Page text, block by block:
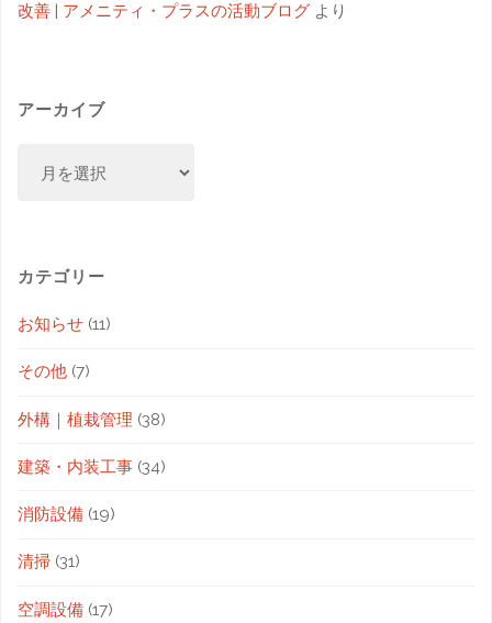
改善 | アメニティ・プラスの活動ブログ より
アーカイブ
カテゴリー
お知らせ (11)
その他 (7)
外構｜植栽管理 (38)
建築・内装工事 (34)
消防設備 (19)
清掃 (31)
空調設備 (17)